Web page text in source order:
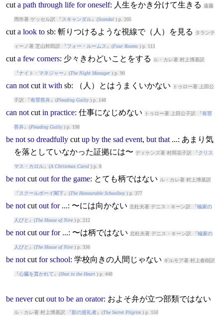
cut a path through life for oneself: 人生をかき分けて生きる 遠藤
周作著 ゲッセル訳 『 スキャンダル』(Scandal) p. 205
cut a look tosb: 斬りつけるような視線で（人）を見る タランテ
ィーノ著 芝山幹郎訳 『 フォー・ルームス 』(Four Rooms) p. 111
cut a few corners: 少々きわどいことをする ル・カレ著 村上博基訳
『ナイト・マネジャー 』(The Night Manager) p. 90
can not cut it withsb: （人）とはうまくいかない トゥロー著 上田公
子訳 『有罪答弁』(Pleading Guilty) p. 148
can not cut in practice: 仕事になじめない トゥロー著 上田公子訳 『有罪
答弁』(Pleading Guilty) p. 198
be not so dreadfully cut up by the sad event, but that...: あまり気
を落としていなかった証拠には〜 ディケンズ著 村岡花子訳 『 クリス
マス・カロル』(A Christmas Carol) p. 8
be not cut out for the game: とても柄ではない ル・カレ著 村上博基訳
『 スクールボーイ閣下 』(The Honourable Schoolboy) p. 377
be not cut out for...: 〜には向かない 北杜夫著 デニス・キーン訳 『楡家の
人びと 』(The House of Nire) p. 212
be not cut our for...: 〜は柄ではない 北杜夫著 デニス・キーン訳 『楡家の
人びと 』(The House of Nire) p. 336
be not cut for school: 学校向きの人間じゃない ギルモア著 村上春樹訳
『心臓を貫かれて 』(Shot in the Heart) p. 448
be never cut out to be an orator: およそ弁が立つ部類ではない
ル・カレ著 村上博基訳 『影の巡礼者』(The Secret Pilgrim) p. 150